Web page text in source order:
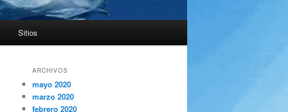
Sitios
ARCHIVOS
mayo 2020
marzo 2020
febrero 2020